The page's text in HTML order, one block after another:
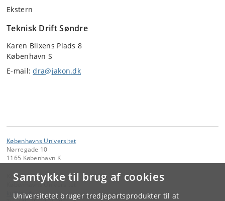
Samtykke til brug af cookies
Universitetet bruger tredjepartsprodukter til at
Ekstern
Teknisk Drift Søndre
Karen Blixens Plads 8
København S
E-mail:dra@jakon.dk
Københavns Universitet
Nørregade 10
1165 København K
Kontakt:
Københavns Universitet
@ku.dk